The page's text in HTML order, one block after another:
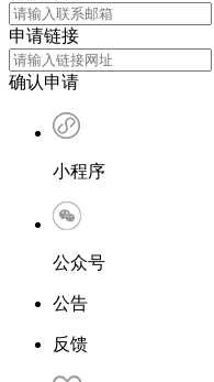
申请链接
确认申请
小程序
公众号
公告
反馈